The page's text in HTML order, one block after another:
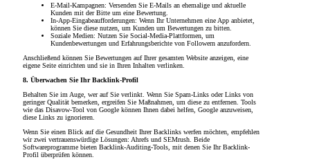
E-Mail-Kampagnen: Versenden Sie E-Mails an ehemalige und aktuelle
Kunden mit der Bitte um eine Bewertung.
In-App-Eingabeaufforderungen: Wenn Ihr Unternehmen eine App anbietet,
können Sie diese nutzen, um Kunden um Bewertungen zu bitten.
Soziale Medien: Nutzen Sie Social-Media-Plattformen, um
Kundenbewertungen und Erfahrungsberichte von Followern anzufordern.
Anschließend können Sie Bewertungen auf Ihrer gesamten Website anzeigen, eine
eigene Seite einrichten und sie in Ihren Inhalten verlinken.
8. Überwachen Sie Ihr Backlink-Profil
Behalten Sie im Auge, wer auf Sie verlinkt. Wenn Sie Spam-Links oder Links von
geringer Qualität bemerken, ergreifen Sie Maßnahmen, um diese zu entfernen. Tools
wie das Disavow-Tool von Google können Ihnen dabei helfen, Google anzuweisen,
diese Links zu ignorieren.
Wenn Sie einen Blick auf die Gesundheit Ihrer Backlinks werfen möchten, empfehlen
wir zwei vertrauenswürdige Lösungen: Ahrefs und SEMrush. Beide
Softwareprogramme bieten Backlink-Auditing-Tools, mit denen Sie Ihr Backlink-
Profil überprüfen können.